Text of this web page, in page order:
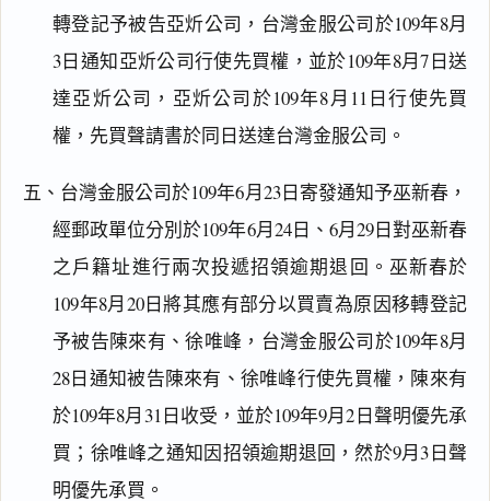
轉登記予被告亞炘公司，台灣金服公司於109年8月
3日通知亞炘公司行使先買權，並於109年8月7日送
達亞炘公司，亞炘公司於109年8月11日行使先買
權，先買聲請書於同日送達台灣金服公司。
五、台灣金服公司於109年6月23日寄發通知予巫新春，
經郵政單位分別於109年6月24日、6月29日對巫新春
之戶籍址進行兩次投遞招領逾期退回。巫新春於
109年8月20日將其應有部分以買賣為原因移轉登記
予被告陳來有、徐唯峰，台灣金服公司於109年8月
28日通知被告陳來有、徐唯峰行使先買權，陳來有
於109年8月31日收受，並於109年9月2日聲明優先承
買；徐唯峰之通知因招領逾期退回，然於9月3日聲
明優先承買。